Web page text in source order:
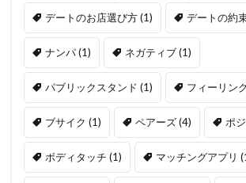
デートのお店選び方(1) デートの約
ナンパ(1) ネガティブ(1)
パブリックスタンド (1) フィーリン
ブサイク (1) ペアーズ(4) ポ
ボディタッチ (1) マッチングアプリ